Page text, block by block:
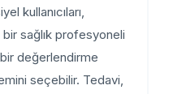
kullanıcıları,
bir sağlık profesyoneli
bir değerlendirme
seçebilir. Tedavi,